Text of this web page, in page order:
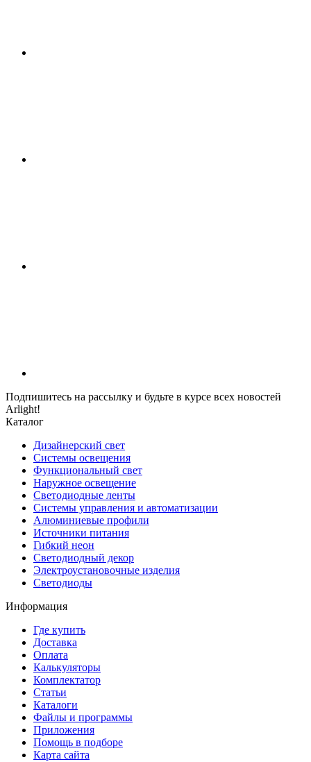
Подпишитесь на рассылку и будьте в курсе всех новостей
Arlight!
Каталог
Дизайнерский свет
Системы освещения
Функциональный свет
Наружное освещение
Светодиодные ленты
Системы управления и автоматизации
Алюминиевые профили
Источники питания
Гибкий неон
Светодиодный декор
Электроустановочные изделия
Светодиоды
Информация
Где купить
Доставка
Оплата
Калькуляторы
Комплектатор
Статьи
Каталоги
Файлы и программы
Приложения
Помощь в подборе
Карта сайта